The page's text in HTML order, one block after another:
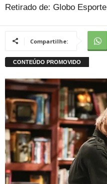
Retirado de: Globo Esporte
Compartilhe: